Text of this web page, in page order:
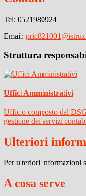
Tel: 0521980924
Email:
Struttura
Uffici Amministrativi
Ufficio composto dal
gestione dei servizi
Ulteriori
Per ulteriori informazioni
A cosa serve